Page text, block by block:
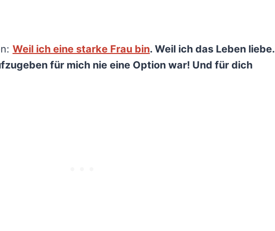
Weil ich eine starke Frau bin. Weil ich das Leben liebe.
für mich nie eine Option war! Und für dich